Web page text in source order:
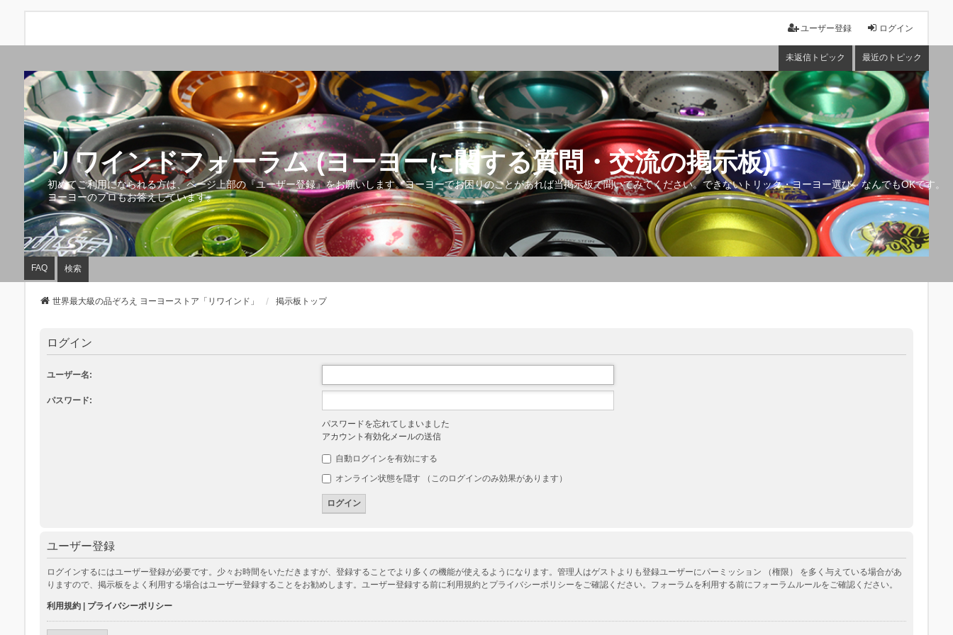
ログイン
ユーザー登録
未返信トピック 最近のトピック
リワインドフォーラム (ヨーヨーに関する質問・交流の掲示板)
初めてご利用になられる方は、ページ上部の『ユーザー登録』をお願いします。ヨーヨーでお困りのことがあれば当掲示板で聞いてみてください。できないトリック・ヨーヨー選び、なんでもOKです。
ヨーヨーのプロもお答えしています。
FAQ 検索
世界最大級の品ぞろえ ヨーヨーストア「リワインド」 掲示板トップ
ログイン
ユーザー名:
パスワード:
パスワードを忘れてしまいました
アカウント有効化メールの送信
自動ログインを有効にする
オンライン状態を隠す （このログインのみ効果があります）
ユーザー登録
ログインするにはユーザー登録が必要です。少々お時間をいただきますが、登録することでより多くの機能が使えるようになります。管理人はゲストよりも登録ユーザーにパーミッション （権限） を多く与えている場合があ
りますので、掲示板をよく利用する場合はユーザー登録することをお勧めします。ユーザー登録する前に利用規約とプライバシーポリシーをご確認ください。フォーラムを利用する前にフォーラムルールをご確認ください。
利用規約| プライバシーポリシー